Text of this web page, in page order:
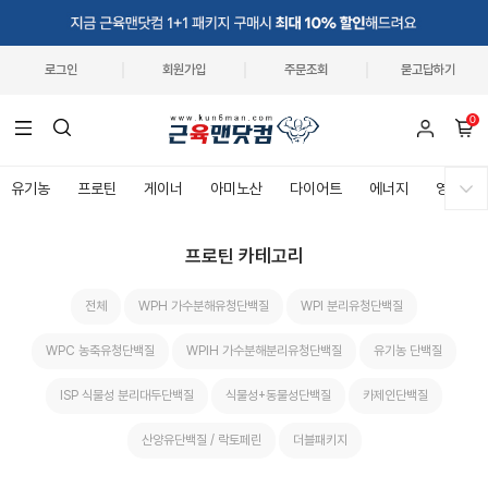
로그인 회원가입 주문조회 묻고답하기
0
유기농 프로틴 게이너 아미노산 다이어트 에너지 영양제
프로틴 카테고리
전체 WPH 가수분해유청단백질 WPI 분리유청단백질
WPC 농축유청단백질 WPIH 가수분해분리유청단백질 유기농 단백질
ISP 식물성 분리대두단백질 식물성+동물성단백질 카제인단백질
산양유단백질 / 락토페린 더블패키지